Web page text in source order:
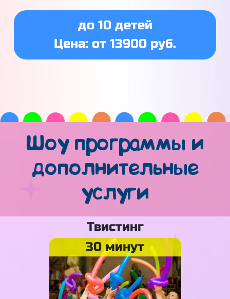
до 10 детей
Цена: от 13900 руб.
Шоу программы и
дополнительные
услуги
Твистинг
30 минут